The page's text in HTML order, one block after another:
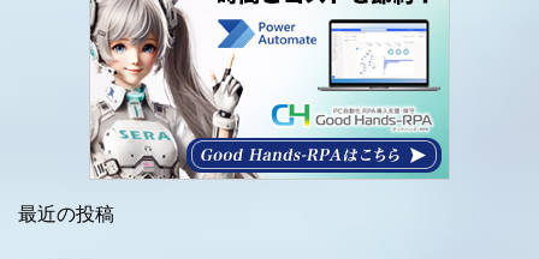
最近の投稿